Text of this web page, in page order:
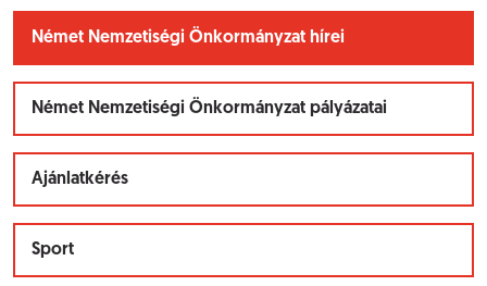
Német Nemzetiségi Önkormányzat hírei
Német Nemzetiségi Önkormányzat pályázatai
Ajánlatkérés
Sport